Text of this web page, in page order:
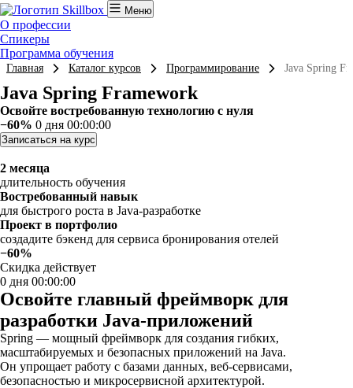
Меню
О профессии
Спикеры
Программа обучения
Главная Каталог курсов Программирование Java Spring
Java Spring Framework
Освойте востребованную технологию с нуля
−60% 0 дня 00:00:00
Записаться на курс
2 месяца
длительность обучения
Востребованный навык
для быстрого роста в Java-разработке
Проект в портфолио
создадите бэкенд для сервиса бронирования отелей
−60%
Скидка действует
0 дня 00:00:00
Освойте главный фреймворк для
разработки Java-приложений
Spring — мощный фреймворк для создания гибких,
масштабируемых и безопасных приложений на Java.
Он упрощает работу с базами данных, веб-сервисами,
безопасностью и микросервисной архитектурой.